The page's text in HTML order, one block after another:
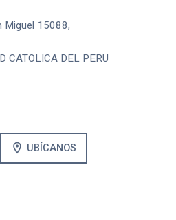
Miguel 15088,
CATOLICA DEL PERU
location_on UBÍCANOS